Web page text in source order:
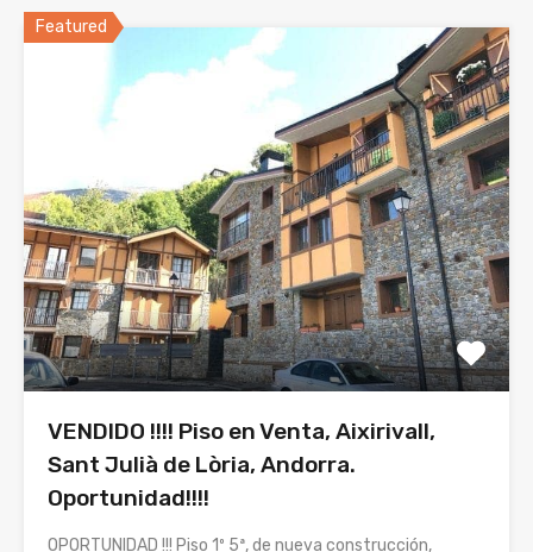
Featured
VENDIDO !!!! Piso en Venta, Aixirivall,
Sant Julià de Lòria, Andorra.
Oportunidad!!!!
OPORTUNIDAD !!! Piso 1º 5ª, de nueva construcción,